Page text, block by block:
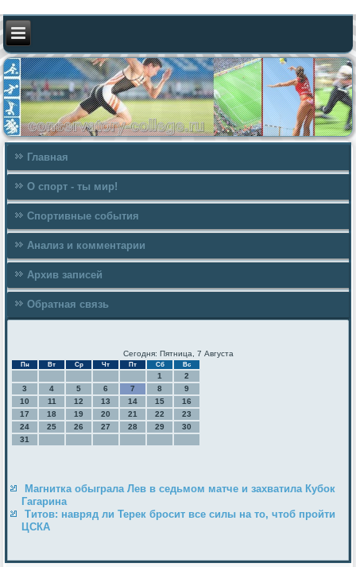
Главная
О спорт - ты мир!
Спортивные события
Анализ и комментарии
Архив записей
Обратная связь
Сегодня: Пятница, 7 Августа
Пн Вт Ср Чт Пт Сб Вс
1
2
3
4 5 6 7 8
9
10
11 12 13 14 15
16
17
18 19 20 21 22
23
24
25 26 27 28 29
30
31
Магнитка обыграла Лев в седьмом матче и захватила Кубок
Гагарина
Титов: навряд ли Терек бросит все силы на то, чтоб пройти
ЦСКА